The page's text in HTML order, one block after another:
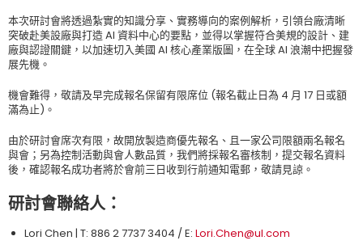
本次研討會將透過紮實的知識分享、實務導向的案例解析，引領台廠清晰
突破赴美設廠與打造 AI 資料中心的要點，並得以掌握符合美規的設計、建
廠與認證關鍵，以加速切入美國 AI 核心產業版圖，在全球 AI 浪潮中把握發
展先機。
機會難得，敬請及早完成報名保留有限席位 (報名截止日為 4 月 17 日或額
滿為止)。
由於研討會席次有限，故開放製造商優先報名、且一家公司限額兩名報名
與會；另為控制活動與會人數品質，我們將採報名審核制，提交報名資料
後，確認報名成功者將於會前三日收到行前通知電郵，敬請見諒。
研討會聯絡人：
Lori Chen | T: 886 2 7737 3404 / E: Lori.Chen@ul.com